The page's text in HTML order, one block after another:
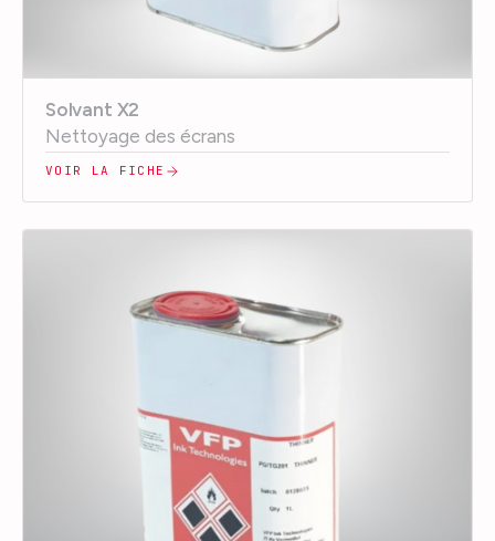
Solvant X2
Nettoyage des écrans
VOIR LA FICHE